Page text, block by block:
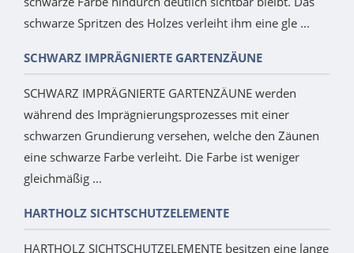
schwarze Spritzen des Holzes verleiht ihm eine gle ...
SCHWARZ IMPRÄGNIERTE GARTENZÄUNE
SCHWARZ IMPRÄGNIERTE GARTENZÄUNE werden
während des Imprägnierungsprozesses mit einer
schwarzen Grundierung versehen, welche den Zäunen
eine schwarze Farbe verleiht. Die Farbe ist weniger
gleichmäßig ...
HARTHOLZ SICHTSCHUTZELEMENTE
HARTHOLZ SICHTSCHUTZELEMENTE besitzen eine lange